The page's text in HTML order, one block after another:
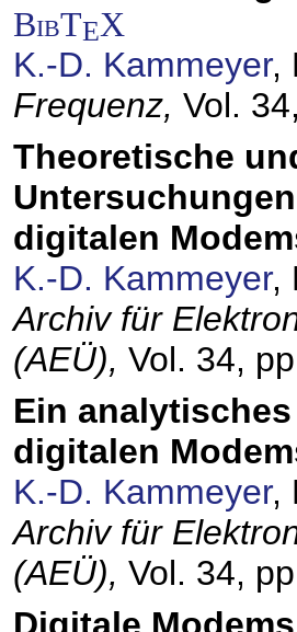
BibTEX
K.-D. Kammeyer,
Frequenz, Vol.
Theoretische
digitalen
K.-D. Kammeyer,
Archiv für
(AEÜ), Vol. 34,
Ein
digitalen
K.-D. Kammeyer,
Archiv für
(AEÜ), Vol. 34,